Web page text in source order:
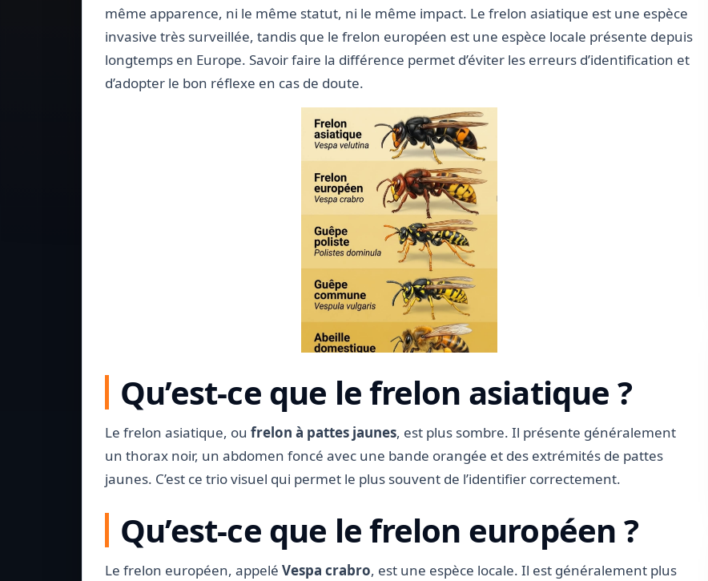
même apparence, ni le même statut, ni le même impact. Le frelon asiatique est une espèce
invasive très surveillée, tandis que le frelon européen est une espèce locale présente depuis
longtemps en Europe. Savoir faire la différence permet d’éviter les erreurs d’identification et
d’adopter le bon réflexe en cas de doute.
Qu’est-ce que le frelon asiatique ?
Le frelon asiatique, ou frelon à pattes jaunes, est plus sombre. Il présente généralement
un thorax noir, un abdomen foncé avec une bande orangée et des extrémités de pattes
jaunes. C’est ce trio visuel qui permet le plus souvent de l’identifier correctement.
Qu’est-ce que le frelon européen ?
Le frelon européen, appelé Vespa crabro, est une espèce locale. Il est généralement plus